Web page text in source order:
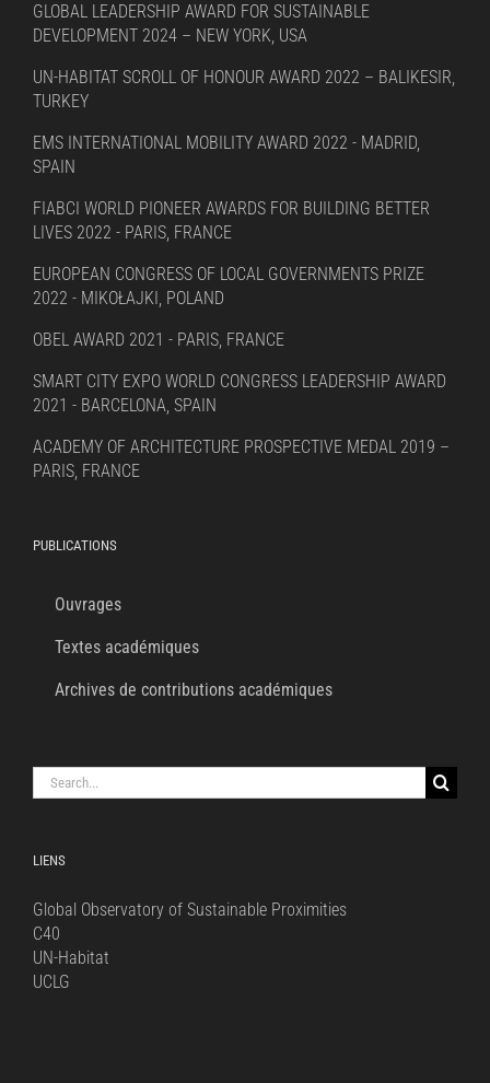
GLOBAL LEADERSHIP AWARD FOR SUSTAINABLE
DEVELOPMENT 2024 – NEW YORK, USA
UN-HABITAT SCROLL OF HONOUR AWARD 2022 – BALIKESIR,
TURKEY
EMS INTERNATIONAL MOBILITY AWARD 2022 - MADRID,
SPAIN
FIABCI WORLD PIONEER AWARDS FOR BUILDING BETTER
LIVES 2022 - PARIS, FRANCE
EUROPEAN CONGRESS OF LOCAL GOVERNMENTS PRIZE
2022 - MIKOŁAJKI, POLAND
OBEL AWARD 2021 - PARIS, FRANCE
SMART CITY EXPO WORLD CONGRESS LEADERSHIP AWARD
2021 - BARCELONA, SPAIN
ACADEMY OF ARCHITECTURE PROSPECTIVE MEDAL 2019 –
PARIS, FRANCE
PUBLICATIONS
Ouvrages
Textes académiques
Archives de contributions académiques
Search
for:
LIENS
Global Observatory of Sustainable Proximities
C40
UN-Habitat
UCLG